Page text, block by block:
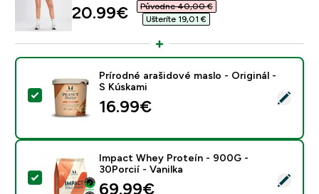
discounted price
20.99€‎
Původne 40,00 €‎
Ušteríte 19,01 €‎
Vybrať tento produkt - Prírodné arašidové maslo -
Prírodné arašidové maslo - Originál -
S Kúskami
16.99€‎
Vybrať tento produkt - Impact Whey Proteín - 900G
Impact Whey Proteín - 900G -
30Porcií - Vanilka
69.99€‎